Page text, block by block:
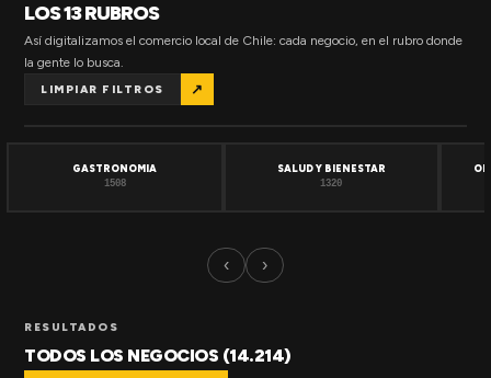
LOS 13 RUBROS
Así digitalizamos el comercio local de Chile: cada negocio, en el rubro donde
la gente lo busca.
LIMPIAR FILTROS ↗
GASTRONOMIA
1508
SALUD Y BIENESTAR
1320
‹ ›
RESULTADOS
TODOS LOS NEGOCIOS (14.214)